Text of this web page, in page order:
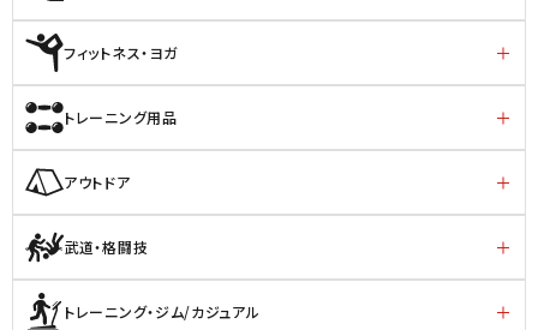
フィットネス・ヨガ
トレーニング用品
アウトドア
武道・格闘技
トレーニング・ジム/カジュアル